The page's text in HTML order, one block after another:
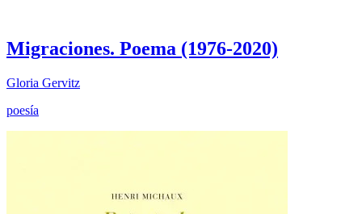
Migraciones. Poema (1976-2020)
Gloria Gervitz
poesía